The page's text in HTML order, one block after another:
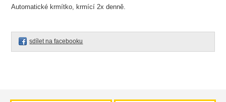
Automatické krmítko, krmící 2x denně.
sdílet na facebooku